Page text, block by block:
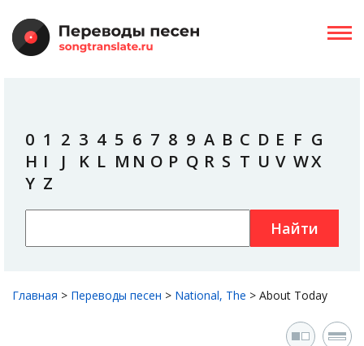
0 1 2 3 4 5 6 7 8 9 A B C D E F G
H I J K L M N O P Q R S T U V WX
Y Z
Найти
Главная > Переводы песен > National, The > About Today